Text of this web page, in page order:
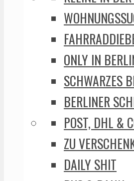
ONLY IN
SCHWARZES
BERLINER
POST, DHL &
ZU
DAILY SHIT